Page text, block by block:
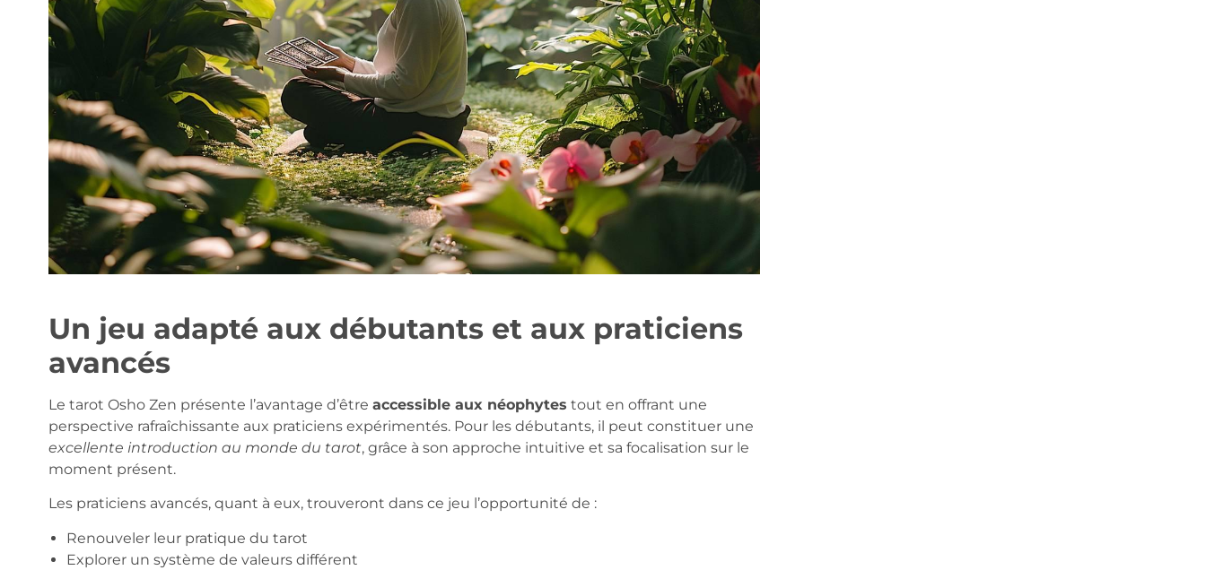
Un jeu adapté aux débutants et aux praticiens
avancés
Le tarot Osho Zen présente l’avantage d’être accessible aux néophytes tout en offrant une
perspective rafraîchissante aux praticiens expérimentés. Pour les débutants, il peut constituer une
excellente introduction au monde du tarot, grâce à son approche intuitive et sa focalisation sur le
moment présent.
Les praticiens avancés, quant à eux, trouveront dans ce jeu l’opportunité de :
Renouveler leur pratique du tarot
Explorer un système de valeurs différent